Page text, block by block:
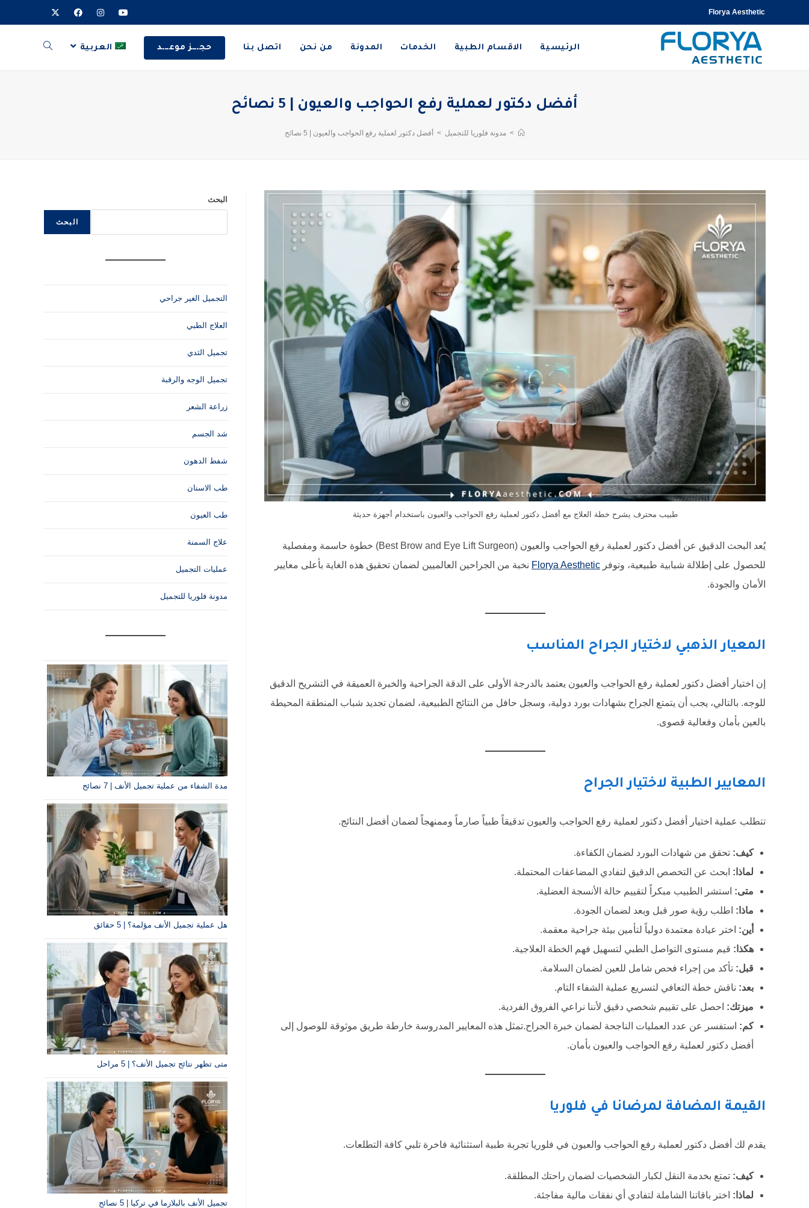
Florya Aesthetic
الرئيسية الاقسام الطبية الخدمات المدونة من نحن اتصل بنا حجـــز موعـــد العربية
أفضل دكتور لعملية رفع الحواجب والعيون | 5 نصائح
> مدونة فلوريا للتجميل > أفضل دكتور لعملية رفع الحواجب والعيون | 5 نصائح
طبيب محترف يشرح خطة العلاج مع أفضل دكتور لعملية رفع الحواجب والعيون باستخدام أجهزة حديثة
يُعد البحث الدقيق عن أفضل دكتور لعملية رفع الحواجب والعيون (Best Brow and Eye Lift Surgeon) خطوة حاسمة ومفصلية
للحصول على إطلالة شبابية طبيعية، وتوفر Florya Aesthetic نخبة من الجراحين العالميين لضمان تحقيق هذه الغاية بأعلى معايير
الأمان والجودة.
المعيار الذهبي لاختيار الجراح المناسب
إن اختيار أفضل دكتور لعملية رفع الحواجب والعيون يعتمد بالدرجة الأولى على الدقة الجراحية والخبرة العميقة في التشريح الدقيق
للوجه. بالتالي، يجب أن يتمتع الجراح بشهادات بورد دولية، وسجل حافل من النتائج الطبيعية، لضمان تجديد شباب المنطقة المحيطة
بالعين بأمان وفعالية قصوى.
المعايير الطبية لاختيار الجراح
تتطلب عملية اختيار أفضل دكتور لعملية رفع الحواجب والعيون تدقيقاً طبياً صارماً وممنهجاً لضمان أفضل النتائج.
كيف: تحقق من شهادات البورد لضمان الكفاءة.
لماذا: ابحث عن التخصص الدقيق لتفادي المضاعفات المحتملة.
متى: استشر الطبيب مبكراً لتقييم حالة الأنسجة العضلية.
ماذا: اطلب رؤية صور قبل وبعد لضمان الجودة.
أين: اختر عيادة معتمدة دولياً لتأمين بيئة جراحية معقمة.
هكذا: قيم مستوى التواصل الطبي لتسهيل فهم الخطة العلاجية.
قبل: تأكد من إجراء فحص شامل للعين لضمان السلامة.
بعد: ناقش خطة التعافي لتسريع عملية الشفاء التام.
ميزتك: احصل على تقييم شخصي دقيق لأننا نراعي الفروق الفردية.
كم: استفسر عن عدد العمليات الناجحة لضمان خبرة الجراح.تمثل هذه المعايير المدروسة خارطة طريق موثوقة للوصول إلى
أفضل دكتور لعملية رفع الحواجب والعيون بأمان.
القيمة المضافة لمرضانا في فلوريا
يقدم لك أفضل دكتور لعملية رفع الحواجب والعيون في فلوريا تجربة طبية استثنائية فاخرة تلبي كافة التطلعات.
كيف: تمتع بخدمة النقل لكبار الشخصيات لضمان راحتك المطلقة.
لماذا: اختر باقاتنا الشاملة لتفادي أي نفقات مالية مفاجئة.
البحث
البحث
التجميل الغير جراحي
العلاج الطبي
تجميل الثدي
تجميل الوجه والرقبة
زراعة الشعر
شد الجسم
شفط الدهون
طب الاسنان
طب العيون
علاج السمنة
عمليات التجميل
مدونة فلوريا للتجميل
مدة الشفاء من عملية تجميل الأنف | 7 نصائح
هل عملية تجميل الأنف مؤلمة؟ | 5 حقائق
متى تظهر نتائج تجميل الأنف؟ | 5 مراحل
تجميل الأنف بالبلازما في تركيا | 5 نصائح